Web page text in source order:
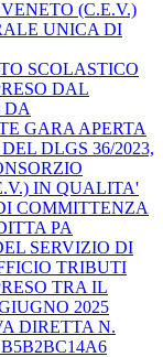
(C.E.V.)
UNICA DI
SCOLASTICO
DAL
DA
GARA APERTA
DLGS 36/2023,
IN QUALITA'
COMMITTENZA
PA
SERVIZIO DI
TRIBUTI
TRA IL
2025
DIRETTA N.